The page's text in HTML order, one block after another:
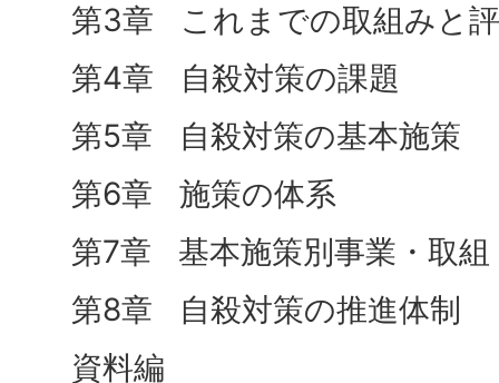
第3章 これまでの取組みと
第4章 自殺対策の課題
第5章 自殺対策の基本施策
第6章 施策の体系
第7章 基本施策別事業・取組
第8章 自殺対策の推進体制
資料編